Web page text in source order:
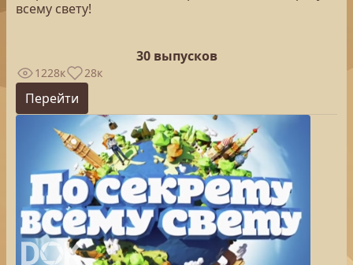
всему свету!
30 выпусков
1228к 28к
Перейти